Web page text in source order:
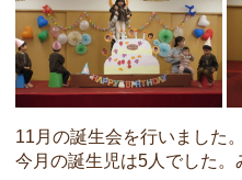
11月の誕生会を行いました。
今月の誕生児は5人でした。